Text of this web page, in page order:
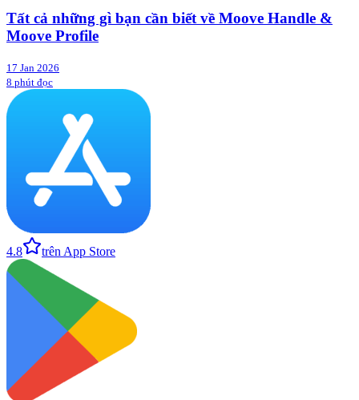
Tất cả những gì bạn cần biết về Moove Handle &
Moove Profile
17 Jan 2026
8 phút đọc
4.8 trên App Store